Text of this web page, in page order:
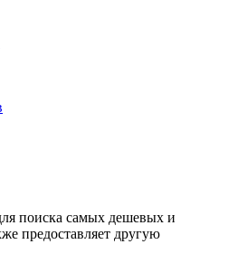
поиска самых дешевых и
предоставляет другую